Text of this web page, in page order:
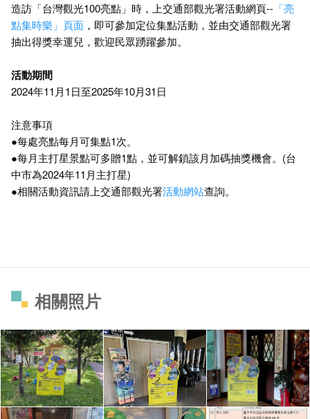
造訪「台灣觀光100亮點」時，上交通部觀光署活動網頁-- 「亮
點集時樂」頁面 ，即可參加定位集點活動，並由交通部觀光署
抽出得獎幸運兒，歡迎民眾踴躍參加。
活動期間
2024年11月1日至2025年10月31日
注意事項
●每處亮點每月可集點1次。
●每月主打星景點可多贈1點，並可解鎖該月加碼抽獎機會。(台
中市為2024年11月主打星)
●相關活動資訊請上交通部觀光署活動網站查詢。
相關照片